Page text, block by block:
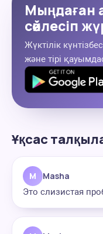
Мыңдаған
сөйлесіп
Жүктілік
және тірі
Ұқсас
M Masha
Это слизистая